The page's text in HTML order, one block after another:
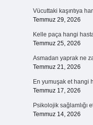
Vücuttaki kaşıntıya
Temmuz 29, 2026
Kelle paça hangi
Temmuz 25, 2026
Asmadan yaprak ne
Temmuz 21, 2026
En yumuşak et hangi
Temmuz 17, 2026
Psikolojik sağlamlığı
Temmuz 14, 2026